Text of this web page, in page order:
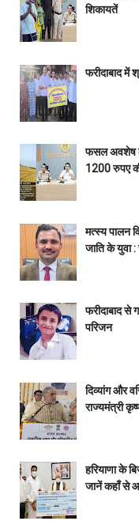
शिकायतें
फरीदाबाद में
फसल अवशेष
1200 रुपए
मत्स्य पालन
जाति के युवा :
फरीदाबाद से
परिजन
दिव्यांग और
राज्यमंत्री
हरियाणा के
जानें कहाँ से